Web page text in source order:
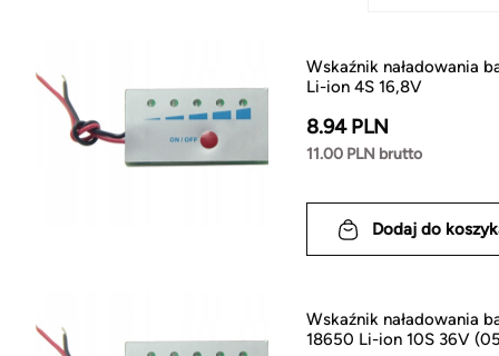
Wskaźnik naładowania
Li-ion 4S 16,8V
8.94 PLN
11.00 PLN brutto
Dodaj do
Wskaźnik naładowania
18650 Li-ion 10S 36V